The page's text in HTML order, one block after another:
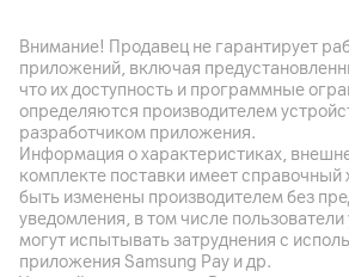
12 Вт, 2.4 A
Другие характеристики
Гарантия
12мес.
Импортер
ЧУП "Мобильный город", 220026, г.
Внимание! Продавец не гарантирует
приложений, включая
что их доступность и программные
определяются производителем
разработчиком приложения.
Информация о характеристиках,
комплекте поставки имеет справочный
быть изменены производителем без
уведомления, в том числе
могут испытывать затруднения с
приложения Samsung Pay и др.